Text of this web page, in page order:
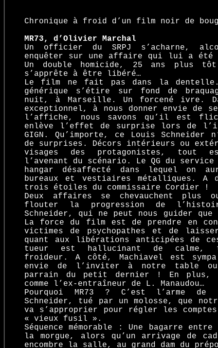
Chronique à froid d’un film noir de
MR73, d’Olivier Marchal
Un officier du SRPJ s’acharne,
enquêter sur une affaire qui lui a
Un double homicide, 25 ans plus
s’apprête à être libéré…
Le film ne fait pas dans la
générique s’étire sur fond de
nuit, à Marseille. Un forcené ivre.
exceptionnel, à nous donner envie de
l’affiche, nous savons qu’il est flic.
enlève l’effet de surprise lors de
GIGN. Qu’importe, ce Louis Schneider
de surprises. Décors intérieurs ou
visages des protagonistes, tout
l’avenant du scénario. Le QG du service
hangar désaffecté dans lequel on
bureaux et vestiaires métalliques. A
trois étoiles du commissaire Cordier !
Deux affaires se chevauchent plus
flouter la progression de
Schneider, qui ne peut nous guider
La force du film est de prendre en
victimes de psychopathes et de
quant aux libérations anticipées de
tueur est hallucinant de calme,
froideur. A côté, Machiavel est
envie de l’inviter à notre table
parrain du petit dernier ! En
comme l’ex-entraîneur de L. Manaudou…
Pourquoi MR73 ? C’est l’arme de
Schneider, tué par un molosse, que
va s’approprier pour régler les
« vieux fusil ».
Séquence mémorable : Une bagarre
la morgue, alors qu’un arrivage de
encombre la salle, au grand dam du